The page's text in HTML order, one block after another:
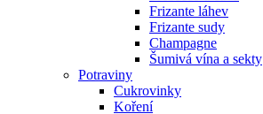
Frizante láhev
Frizante sudy
Champagne
Šumivá vína a sekty
Potraviny
Cukrovinky
Koření